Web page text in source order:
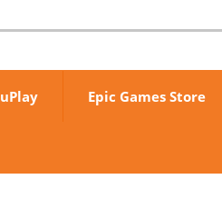
uPlay Epic Games Store